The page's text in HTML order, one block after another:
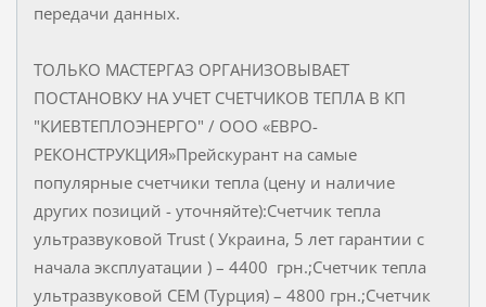
передачи данных.
ТОЛЬКО МАСТЕРГАЗ ОРГАНИЗОВЫВАЕТ
ПОСТАНОВКУ НА УЧЕТ СЧЕТЧИКОВ ТЕПЛА В КП
"КИЕВТЕПЛОЭНЕРГО" / ООО «ЕВРО-
РЕКОНСТРУКЦИЯ»Прейскурант на самые
популярные счетчики тепла (цену и наличие
других позиций - уточняйте):Счетчик тепла
ультразвуковой Trust ( Украина, 5 лет гарантии с
начала эксплуатации ) – 4400 грн.;Счетчик тепла
ультразвуковой CEM (Турция) – 4800 грн.;Счетчик